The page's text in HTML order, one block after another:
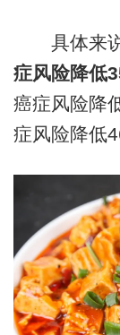
具体来说
症风险降低
癌症风险降
症风险降低